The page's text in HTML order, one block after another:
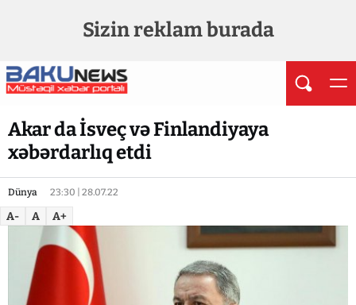
Sizin reklam burada
Akar da İsveç və Finlandiyaya
xəbərdarlıq etdi
Dünya 23:30 | 28.07.22
A- A A+